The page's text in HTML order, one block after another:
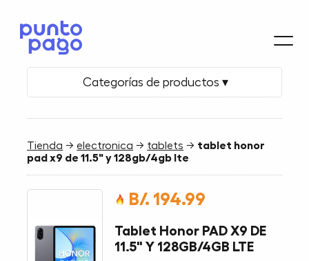
Categorías de productos ▾
Tienda →electronica → tablets → tablet honor
pad x9 de 11.5" y 128gb/4gb lte
B/. 194.99
Tablet Honor PAD X9 DE
11.5" Y 128GB/4GB LTE